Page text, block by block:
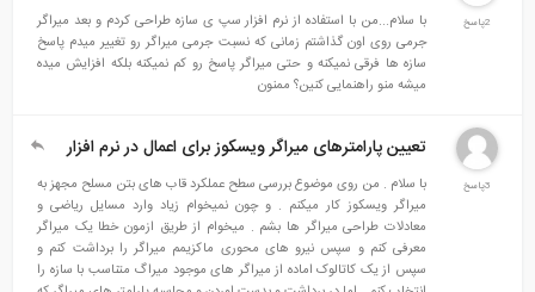
با سلام...من با استفاده از نرم افزار سپ ی سازه طراحی کردم و بعد میراگر
جرمی روی اون گذاشتم زمانی که نسبت جرمی میراگر رو تغییر میدم پاسخ
سازه ها فرقی نمیکنه و حتی میراگر پاسخ رو کم نمیکنه بلکه افزایش میده
میشه منو راهنمایی کنین؟ ممنون
تعيين پارامترهای میراگر ویسکوز برای اعمال در نرم افزار
با سلام . من روی موضوع بررسی سطح عملکرد قاب های بتن مسلح مجهز به
میراگر ویسکوز کار میکنم . و چون نمیخوام زیاد وارد مسایل ریاضی و
معادلات طراحی میراگر ها بشم . میخوام از طریق ازمون خطا یک میراگر
معرفی کنم و سپس نیرو های محوری ماکزیمم میراگر را برداشت کنم و
سپس از یک کاتالوک اماده از میراگر های موجود میراگ متناسب با سازه را